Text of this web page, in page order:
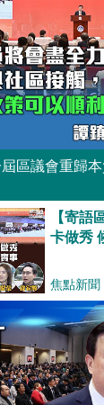
屆區議會重歸
【寄語
卡做秀
焦點新聞